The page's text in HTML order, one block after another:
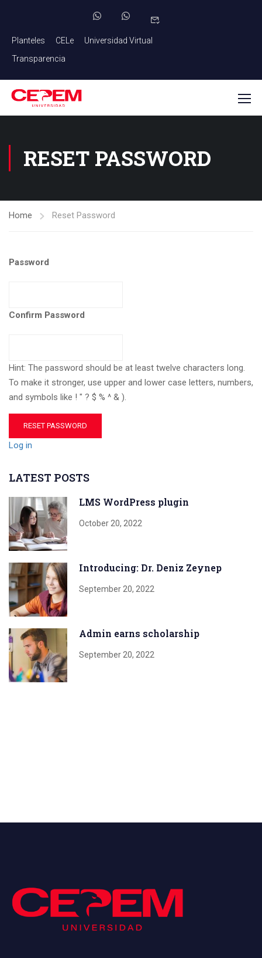
Planteles CELe
Universidad Virtual
Transparencia
RESET PASSWORD
Home Reset Password
Password
Confirm Password
Hint: The password should be at least twelve characters long.
To make it stronger, use upper and lower case letters, numbers,
and symbols like ! " ? $ % ^ & ).
Log in
LATEST POSTS
LMS WordPress plugin
October 20, 2022
Introducing: Dr. Deniz Zeynep
September 20, 2022
Admin earns scholarship
September 20, 2022